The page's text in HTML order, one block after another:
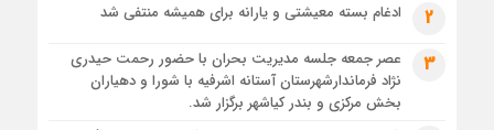
رئوف
تصاویر هوایی مراسم تشییع پیکر مطهر آقای شهید ایران – مشهد
2 ادغام بسته معیشتی و یارانه برای همیشه منتفی شد
3
عصر جمعه جلسه مدیریت بحران با حضور رحمت حیدری
نژاد فرماندارشهرستان آستانه اشرفیه با شورا و دهیاران
بخش مرکزی و بندر کیاشهر برگزار شد.